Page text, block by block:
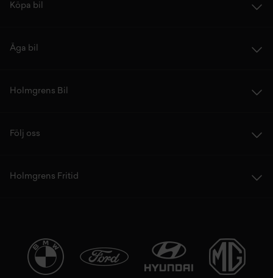
Köpa bil
Äga bil
Holmgrens Bil
Följ oss
Holmgrens Fritid